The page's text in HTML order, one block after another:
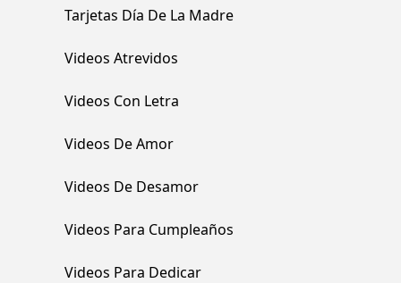
Tarjetas Día De La Madre
Videos Atrevidos
Videos Con Letra
Videos De Amor
Videos De Desamor
Videos Para Cumpleaños
Videos Para Dedicar